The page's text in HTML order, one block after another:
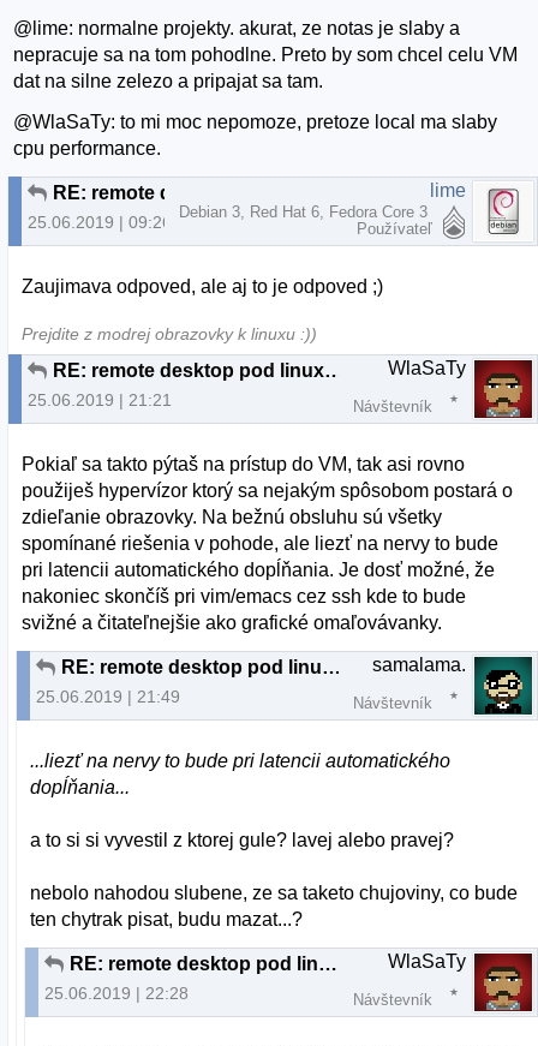
@lime: normalne projekty. akurat, ze notas je slaby a
nepracuje sa na tom pohodlne. Preto by som chcel celu VM
dat na silne zelezo a pripajat sa tam.
@WlaSaTy: to mi moc nepomoze, pretoze local ma slaby
cpu performance.
25.06.2019 | 09:26
lime
Debian 3, Red Hat 6, Fedora Core 3
Používateľ
Zaujimava odpoved, ale aj to je odpoved ;)
Prejdite z modrej obrazovky k linuxu :))
RE: remote desktop pod linuxom
25.06.2019 | 21:21
WlaSaTy
Návštevník
Pokiaľ sa takto pýtaš na prístup do VM, tak asi rovno
použiješ hypervízor ktorý sa nejakým spôsobom postará o
zdieľanie obrazovky. Na bežnú obsluhu sú všetky
spomínané riešenia v pohode, ale liezť na nervy to bude
pri latencii automatického dopĺňania. Je dosť možné, že
nakoniec skončíš pri vim/emacs cez ssh kde to bude
svižné a čitateľnejšie ako grafické omaľovávanky.
RE: remote desktop pod linuxom
25.06.2019 | 21:49
samalama.
Návštevník
...liezť na nervy to bude pri latencii automatického
dopĺňania...
a to si si vyvestil z ktorej gule? lavej alebo pravej?
nebolo nahodou slubene, ze sa taketo chujoviny, co bude
ten chytrak pisat, budu mazat...?
RE: remote desktop pod linuxom
25.06.2019 | 22:28
WlaSaTy
Návštevník